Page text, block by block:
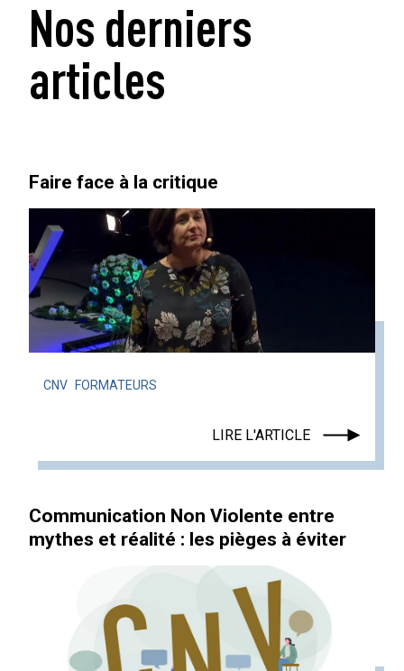
Nos derniers
articles
Faire face à la critique
CNV FORMATEURS
LIRE L'ARTICLE
Communication Non Violente entre
mythes et réalité : les pièges à éviter